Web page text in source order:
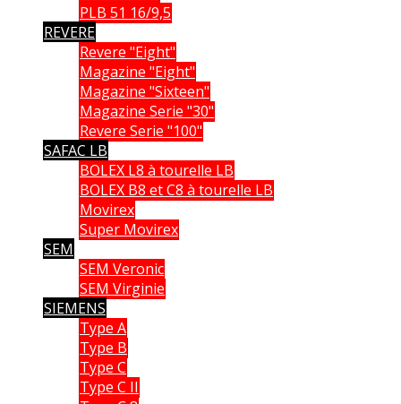
PLB 51 16/9,5
REVERE
Revere "Eight"
Magazine "Eight"
Magazine "Sixteen"
Magazine Serie "30"
Revere Serie "100"
SAFAC LB
BOLEX L8 à tourelle LB
BOLEX B8 et C8 à tourelle LB
Movirex
Super Movirex
SEM
SEM Veronic
SEM Virginie
SIEMENS
Type A
Type B
Type C
Type C II